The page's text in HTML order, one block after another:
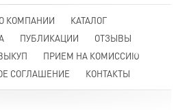
О КОМПАНИИ
КАТАЛОГ
ПУБЛИКАЦИИ
ОТЗЫВЫ
ПРИЕМ НА КОМИССИЮ
СОГЛАШЕНИЕ
КОНТАКТЫ